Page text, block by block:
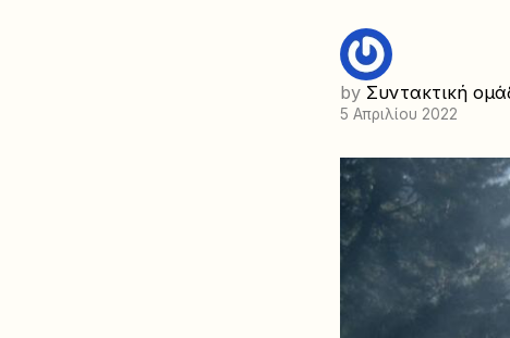
by Συντακτική
5 Απριλίου 2022